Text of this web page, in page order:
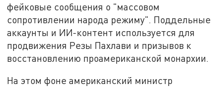
фейковые сообщения о "массовом
сопротивлении народа режиму". Поддельные
аккаунты и ИИ-контент используется для
продвижения Резы Пахлави и призывов к
восстановлению проамериканской монархии.
На этом фоне американский министр